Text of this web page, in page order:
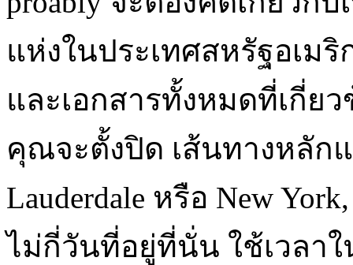
แห่งในประเทศสหรัฐอเม
และเอกสารทั้งหมดที่เกี่ย
คุณจะตั้งปิด เส้นทางหลัก
Lauderdale หรือ New
ไม่กี่วันที่อยู่ที่นั่น ใช้เวลา